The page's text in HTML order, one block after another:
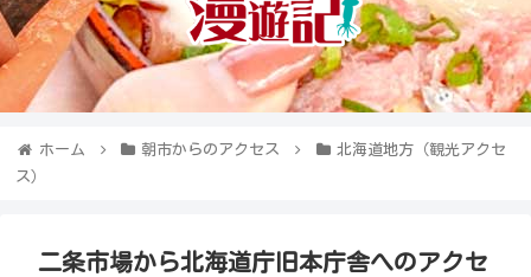
ホーム 朝市からのアクセス
北海道地方（観光アクセ
ス）
二条市場から北海道庁旧本庁舎へのアクセ